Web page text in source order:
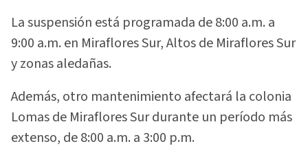
La suspensión está programada de 8:00 a.m. a
9:00 a.m. en Miraflores Sur, Altos de Miraflores Sur
y zonas aledañas.
Además, otro mantenimiento afectará la colonia
Lomas de Miraflores Sur durante un período más
extenso, de 8:00 a.m. a 3:00 p.m.